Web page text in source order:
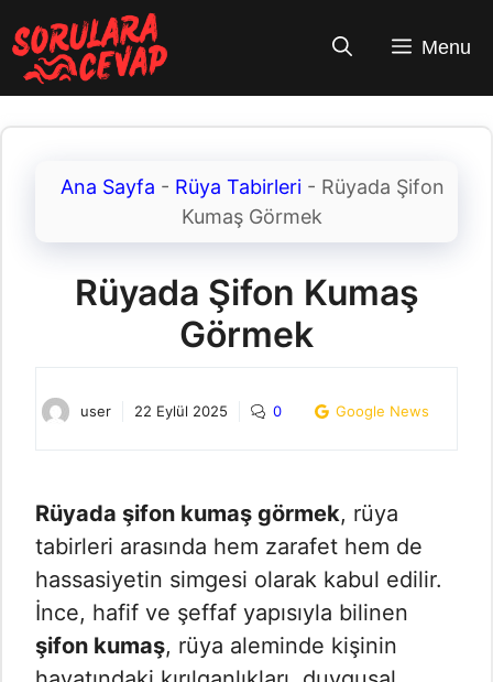
atla
Menu
Ana Sayfa - Rüya Tabirleri- Rüyada Şifon
Kumaş Görmek
Rüyada Şifon Kumaş
Görmek
user 22 Eylül 2025 0 Google News
Rüyada şifon kumaş görmek, rüya
tabirleri arasında hem zarafet hem de
hassasiyetin simgesi olarak kabul edilir.
İnce, hafif ve şeffaf yapısıyla bilinen
şifon kumaş, rüya aleminde kişinin